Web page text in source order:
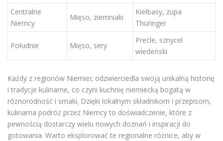
Centralne
Niemcy
Mięso, ziemniaki
Kiełbasy, zupa
Thüringer
Południe Mięso, sery
Precle, sznycel
wiedeński
Każdy z regionów Niemiec odzwierciedla swoją unikalną historię
i tradycje kulinarne, co czyni kuchnię niemiecką bogatą w
różnorodność i smaki. Dzięki lokalnym składnikom i przepisom,
kulinarna podróż przez Niemcy to doświadczenie, które z
pewnością dostarczy wielu nowych doznań i inspiracji do
gotowania. Warto eksplorować te regionalne różnice, aby w